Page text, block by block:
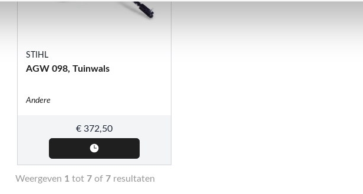
STIHL
AGW 098, Tuinwals
Andere
€372,50
Weergeven 1 tot 7of 7resultaten